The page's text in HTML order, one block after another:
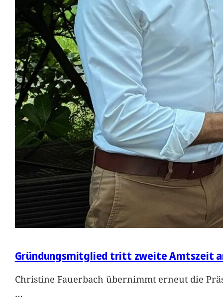
Gründungsmitglied tritt zweite Amtszeit
Christine Fauerbach übernimmt erneut die
…